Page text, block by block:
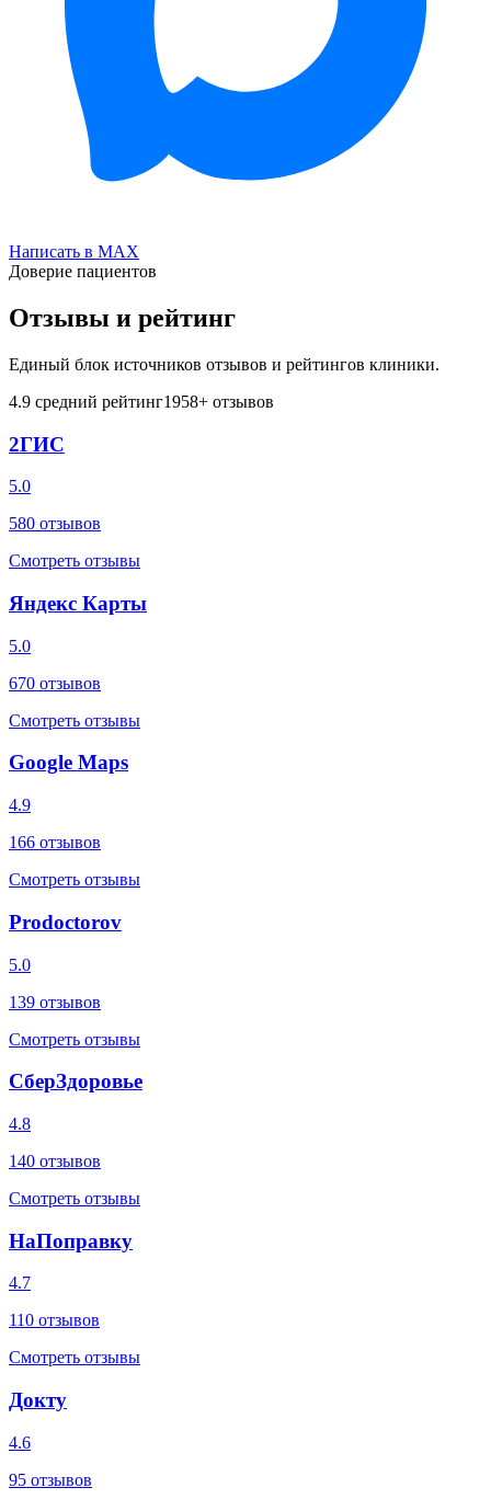
Написать в MAX
Доверие пациентов
Отзывы и рейтинг
Единый блок источников отзывов и рейтингов клиники.
4.9 средний рейтинг1958+ отзывов
2ГИС
5.0
580 отзывов
Смотреть отзывы
Яндекс Карты
5.0
670 отзывов
Смотреть отзывы
Google Maps
4.9
166 отзывов
Смотреть отзывы
Prodoctorov
5.0
139 отзывов
Смотреть отзывы
СберЗдоровье
4.8
140 отзывов
Смотреть отзывы
НаПоправку
4.7
110 отзывов
Смотреть отзывы
Докту
4.6
95 отзывов